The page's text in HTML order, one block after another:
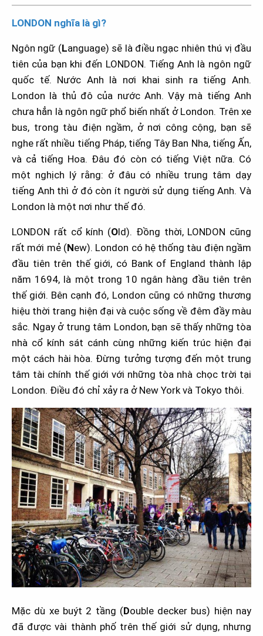
LONDON nghĩa là gì?
Ngôn ngữ (Language) sẽ là điều ngạc nhiên thú vị đầu
tiên của bạn khi đến LONDON. Tiếng Anh là ngôn ngữ
quốc tế. Nước Anh là nơi khai sinh ra tiếng Anh.
London là thủ đô của nước Anh. Vậy mà tiếng Anh
chưa hẳn là ngôn ngữ phổ biến nhất ở London. Trên xe
bus, trong tàu điện ngầm, ở nơi công cộng, bạn sẽ
nghe rất nhiều tiếng Pháp, tiếng Tây Ban Nha, tiếng Ấn,
và cả tiếng Hoa. Đâu đó còn có tiếng Việt nữa. Có
một nghịch lý rằng: ở đâu có nhiều trung tâm dạy
tiếng Anh thì ở đó còn ít người sử dụng tiếng Anh. Và
London là một nơi như thế đó.
LONDON rất cổ kính (Old). Đồng thời, LONDON cũng
rất mới mẻ (New). London có hệ thống tàu điện ngầm
đầu tiên trên thế giới, có Bank of England thành lập
năm 1694, là một trong 10 ngân hàng đầu tiên trên
thế giới. Bên cạnh đó, London cũng có những thương
hiệu thời trang hiện đại và cuộc sống về đêm đầy màu
sắc. Ngay ở trung tâm London, bạn sẽ thấy những tòa
nhà cổ kính sát cánh cùng những kiến trúc hiện đại
một cách hài hòa. Đừng tưởng tượng đến một trung
tâm tài chính thế giới với những tòa nhà chọc trời tại
London. Điều đó chỉ xảy ra ở New York và Tokyo thôi.
Mặc dù xe buýt 2 tầng (Double decker bus) hiện nay
đã được vài thành phố trên thế giới sử dụng, nhưng